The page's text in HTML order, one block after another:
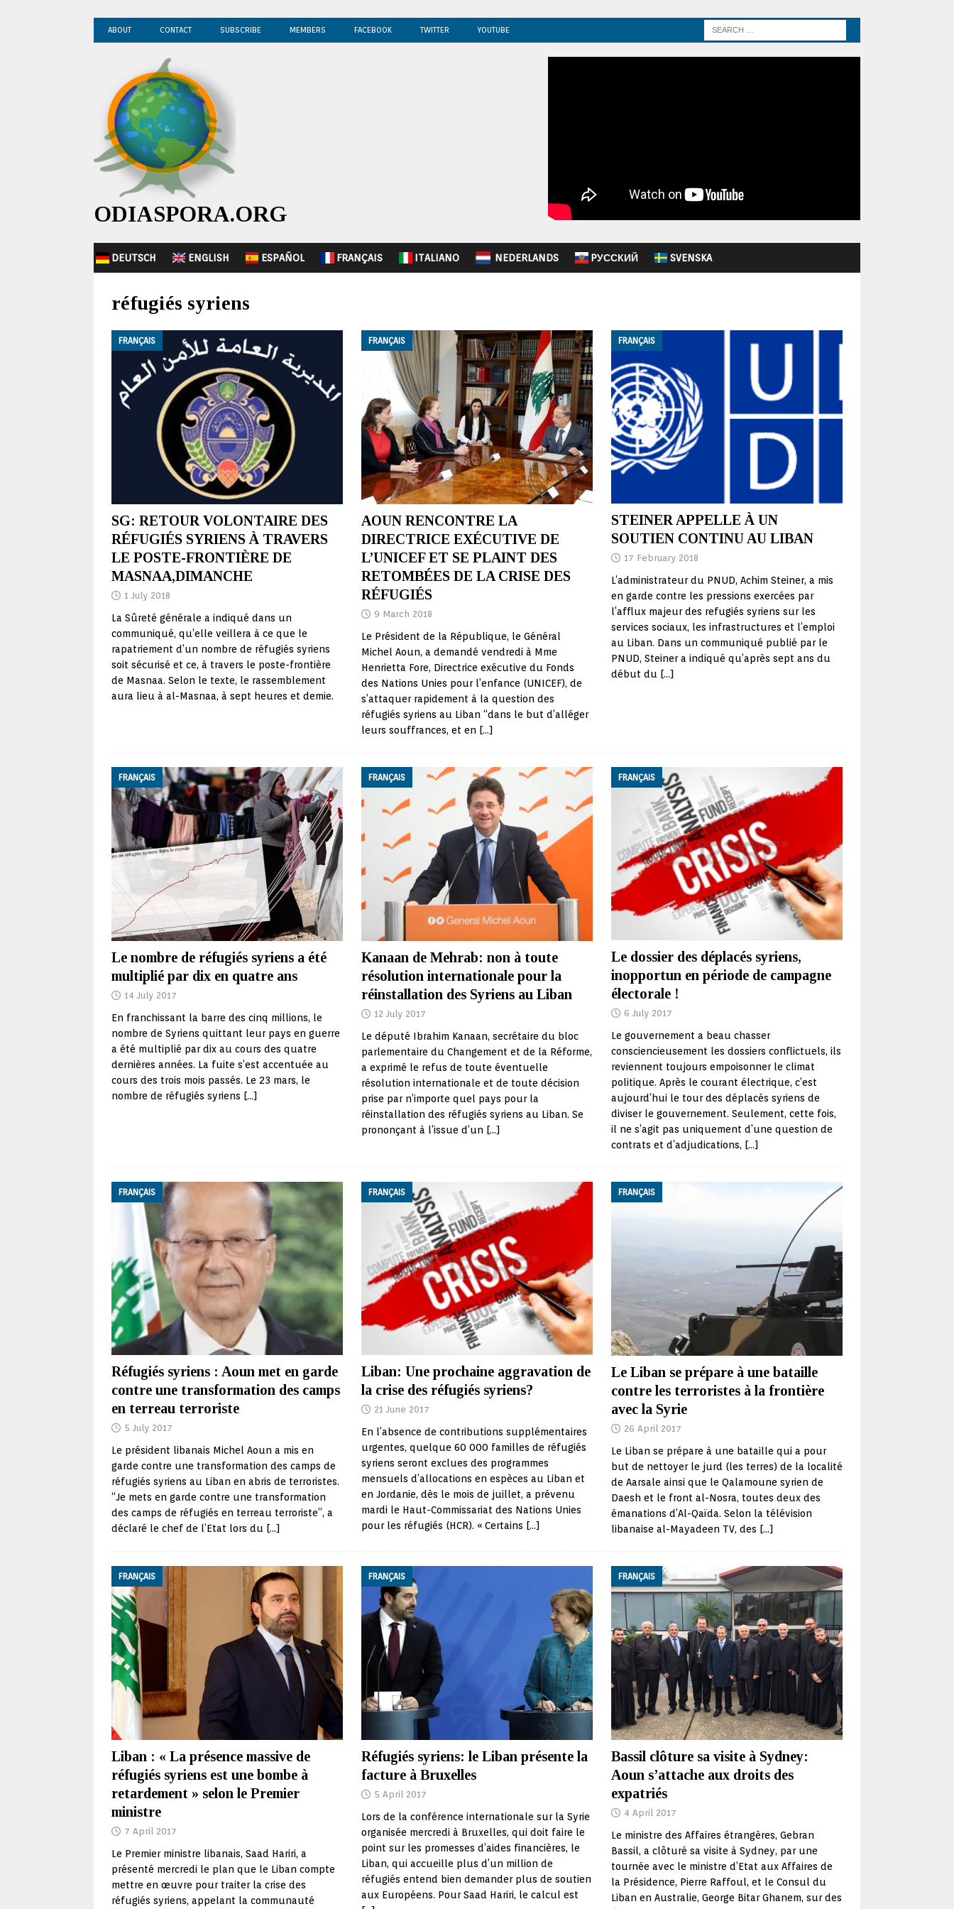
ABOUT CONTACT SUBSCRIBE MEMBERS FACEBOOK TWITTER YOUTUBE
ODIASPORA.ORG
DEUTSCH ENGLISH ESPAÑOL FRANÇAIS ITALIANO NEDERLANDS PУССКИЙ SVENSKA
réfugiés syriens
FRANÇAIS
SG: RETOUR VOLONTAIRE DES
RÉFUGIÉS SYRIENS À TRAVERS
LE POSTE-FRONTIÈRE DE
MASNAA,DIMANCHE
1 July 2018
La Sûreté générale a indiqué dans un
communiqué, qu’elle veillera à ce que le
rapatriement d’un nombre de réfugiés syriens
soit sécurisé et ce, à travers le poste-frontière
de Masnaa. Selon le texte, le rassemblement
aura lieu à al-Masnaa, à sept heures et demie.
FRANÇAIS
AOUN RENCONTRE LA
DIRECTRICE EXÉCUTIVE DE
L’UNICEF ET SE PLAINT DES
RETOMBÉES DE LA CRISE DES
RÉFUGIÉS
9 March 2018
Le Président de la République, le Général
Michel Aoun, a demandé vendredi à Mme
Henrietta Fore, Directrice exécutive du Fonds
des Nations Unies pour l’enfance (UNICEF), de
s’attaquer rapidement à la question des
réfugiés syriens au Liban “dans le but d’alléger
leurs souffrances, et en […]
FRANÇAIS
STEINER APPELLE À UN
SOUTIEN CONTINU AU LIBAN
17 February 2018
L’administrateur du PNUD, Achim Steiner, a mis
en garde contre les pressions exercées par
l’afflux majeur des refugiés syriens sur les
services sociaux, les infrastructures et l’emploi
au Liban. Dans un communiqué publié par le
PNUD, Steiner a indiqué qu’après sept ans du
début du […]
FRANÇAIS
Le nombre de réfugiés syriens a été
multiplié par dix en quatre ans
14 July 2017
En franchissant la barre des cinq millions, le
nombre de Syriens quittant leur pays en guerre
a été multiplié par dix au cours des quatre
dernières années. La fuite s’est accentuée au
cours des trois mois passés. Le 23 mars, le
nombre de réfugiés syriens […]
FRANÇAIS
Kanaan de Mehrab: non à toute
résolution internationale pour la
réinstallation des Syriens au Liban
12 July 2017
Le député Ibrahim Kanaan, secrétaire du bloc
parlementaire du Changement et de la Réforme,
a exprimé le refus de toute éventuelle
résolution internationale et de toute décision
prise par n’importe quel pays pour la
réinstallation des réfugiés syriens au Liban. Se
prononçant à l’issue d’un […]
FRANÇAIS
Le dossier des déplacés syriens,
inopportun en période de campagne
électorale !
6 July 2017
Le gouvernement a beau chasser
consciencieusement les dossiers conflictuels, ils
reviennent toujours empoisonner le climat
politique. Après le courant électrique, c’est
aujourd’hui le tour des déplacés syriens de
diviser le gouvernement. Seulement, cette fois,
il ne s’agit pas uniquement d’une question de
contrats et d’adjudications, […]
FRANÇAIS
Réfugiés syriens : Aoun met en garde
contre une transformation des camps
en terreau terroriste
5 July 2017
Le président libanais Michel Aoun a mis en
garde contre une transformation des camps de
réfugiés syriens au Liban en abris de terroristes.
“Je mets en garde contre une transformation
des camps de réfugiés en terreau terroriste”, a
déclaré le chef de l’Etat lors du […]
FRANÇAIS
Liban: Une prochaine aggravation de
la crise des réfugiés syriens?
21 June 2017
En l’absence de contributions supplémentaires
urgentes, quelque 60 000 familles de réfugiés
syriens seront exclues des programmes
mensuels d’allocations en espèces au Liban et
en Jordanie, dès le mois de juillet, a prévenu
mardi le Haut-Commissariat des Nations Unies
pour les réfugiés (HCR). « Certains […]
FRANÇAIS
Le Liban se prépare à une bataille
contre les terroristes à la frontière
avec la Syrie
26 April 2017
Le Liban se prépare à une bataille qui a pour
but de nettoyer le jurd (les terres) de la localité
de Aarsale ainsi que le Qalamoune syrien de
Daesh et le front al-Nosra, toutes deux des
émanations d’Al-Qaïda. Selon la télévision
libanaise al-Mayadeen TV, des […]
FRANÇAIS
Liban : « La présence massive de
réfugiés syriens est une bombe à
retardement » selon le Premier
ministre
7 April 2017
Le Premier ministre libanais, Saad Hariri, a
présenté mercredi le plan que le Liban compte
mettre en œuvre pour traiter la crise des
réfugiés syriens, appelant la communauté
FRANÇAIS
Réfugiés syriens: le Liban présente la
facture à Bruxelles
5 April 2017
Lors de la conférence internationale sur la Syrie
organisée mercredi à Bruxelles, qui doit faire le
point sur les promesses d’aides financières, le
Liban, qui accueille plus d’un million de
réfugiés entend bien demander plus de soutien
aux Européens. Pour Saad Hariri, le calcul est
FRANÇAIS
Bassil clôture sa visite à Sydney:
Aoun s’attache aux droits des
expatriés
4 April 2017
Le ministre des Affaires étrangères, Gebran
Bassil, a clôturé sa visite à Sydney, par une
tournée avec le ministre d’Etat aux Affaires de
la Présidence, Pierre Raffoul, et le Consul du
Liban en Australie, George Bitar Ghanem, sur des